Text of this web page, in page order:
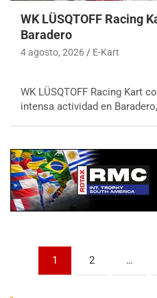
WK LÜSQTOFF Racing
Baradero
4 agosto, 2026 E-Kart
WK LÜSQTOFF Racing Kart
intensa actividad en
Paginación
1 2 …
COBERTURA ESPECIAL DE E-
08/09-AGO
Baradero (Buenos Aires)
KDO - F6
Ciudad de Trenque Lauquen (Asfalto)
Trenque Lauquen (Buenos Aires)
Parque de la Velocidad (Asfalto)
Villaguay (Entre Ríos)